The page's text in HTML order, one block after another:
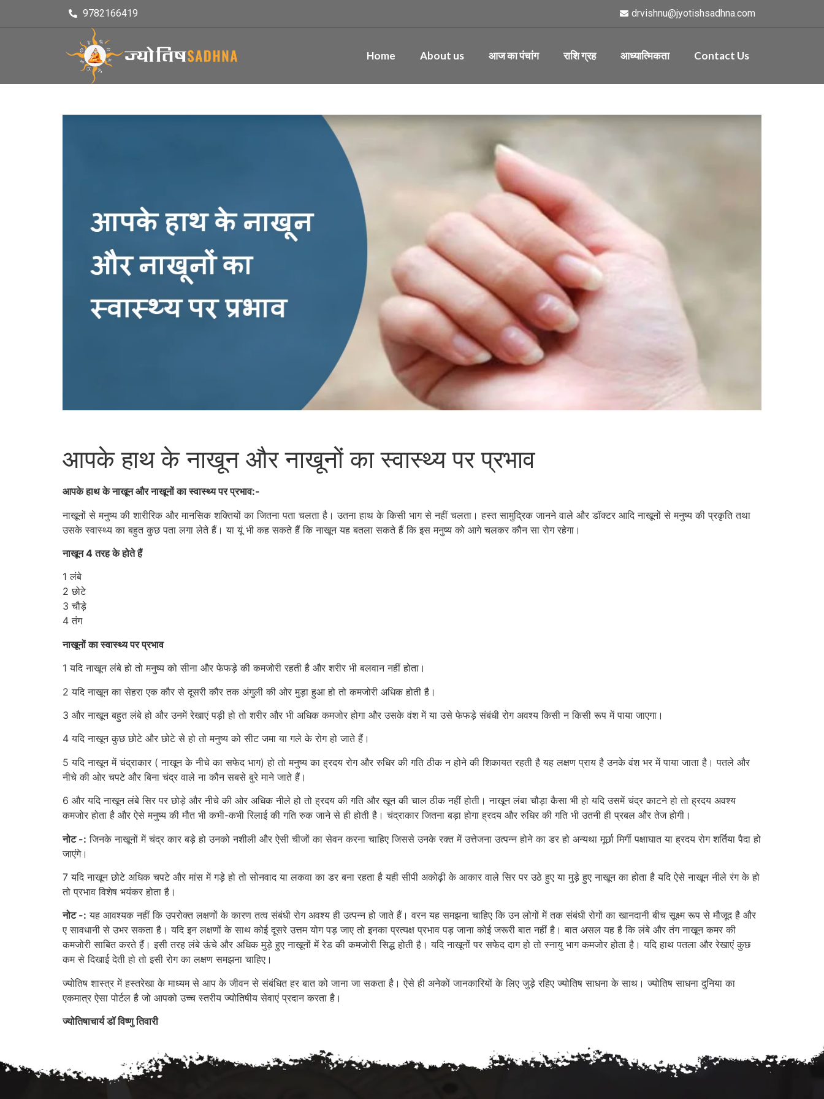
9782166419 drvishnu@jyotishsadhna.com
Home About us आज का पंचांग राशि ग्रह आध्यात्मिकता Contact Us
आपके हाथ के नाखून और नाखूनों का स्वास्थ्य पर प्रभाव
आपके हाथ के नाखून और नाखूनों का स्वास्थ्य पर प्रभाव:-
नाखूनों से मनुष्य की शारीरिक और मानसिक शक्तियों का जितना पता चलता है। उतना हाथ के किसी भाग से नहीं चलता। हस्त सामुद्रिक जानने वाले और डॉक्टर आदि नाखूनों से मनुष्य की प्रकृति तथा
उसके स्वास्थ्य का बहुत कुछ पता लगा लेते हैं। या यूं भी कह सकते हैं कि नाखून यह बतला सकते हैं कि इस मनुष्य को आगे चलकर कौन सा रोग रहेगा।
नाखून 4 तरह के होते हैं
1 लंबे
2 छोटे
3 चौड़े
4 तंग
नाखूनों का स्वास्थ्य पर प्रभाव
1 यदि नाखून लंबे हो तो मनुष्य को सीना और फेफड़े की कमजोरी रहती है और शरीर भी बलवान नहीं होता।
2 यदि नाखून का सेहरा एक कौर से दूसरी कौर तक अंगुली की ओर मुड़ा हुआ हो तो कमजोरी अधिक होती है।
3 और नाखून बहुत लंबे हो और उनमें रेखाएं पड़ी हो तो शरीर और भी अधिक कमजोर होगा और उसके वंश में या उसे फेफड़े संबंधी रोग अवश्य किसी न किसी रूप में पाया जाएगा।
4 यदि नाखून कुछ छोटे और छोटे से हो तो मनुष्य को सीट जमा या गले के रोग हो जाते हैं।
5 यदि नाखून में चंद्राकार ( नाखून के नीचे का सफेद भाग) हो तो मनुष्य का ह्रदय रोग और रुधिर की गति ठीक न होने की शिकायत रहती है यह लक्षण प्राय है उनके वंश भर में पाया जाता है। पतले और
नीचे की ओर चपटे और बिना चंद्र वाले ना कौन सबसे बुरे माने जाते हैं।
6 और यदि नाखून लंबे सिर पर छोड़े और नीचे की ओर अधिक नीले हो तो ह्रदय की गति और खून की चाल ठीक नहीं होती। नाखून लंबा चौड़ा कैसा भी हो यदि उसमें चंद्र काटने हो तो ह्रदय अवश्य
कमजोर होता है और ऐसे मनुष्य की मौत भी कभी-कभी रिलाई की गति रुक जाने से ही होती है। चंद्राकार जितना बड़ा होगा ह्रदय और रुधिर की गति भी उतनी ही प्रबल और तेज होगी।
नोट -: जिनके नाखूनों में चंद्र कार बड़े हो उनको नशीली और ऐसी चीजों का सेवन करना चाहिए जिससे उनके रक्त में उत्तेजना उत्पन्न होने का डर हो अन्यथा मूर्छा मिर्गी पक्षाघात या ह्रदय रोग शर्तिया पैदा हो
जाएंगे।
7 यदि नाखून छोटे अधिक चपटे और मांस में गड़े हो तो सोनवाद या लकवा का डर बना रहता है यही सीपी अकोढ़ी के आकार वाले सिर पर उठे हुए या मुड़े हुए नाखून का होता है यदि ऐसे नाखून नीले रंग के हो
तो प्रभाव विशेष भयंकर होता है।
नोट -: यह आवश्यक नहीं कि उपरोक्त लक्षणों के कारण तत्व संबंधी रोग अवश्य ही उत्पन्न हो जाते हैं। वरन यह समझना चाहिए कि उन लोगों में तक संबंधी रोगों का खानदानी बीच सूक्ष्म रूप से मौजूद है और
ए सावधानी से उभर सकता है। यदि इन लक्षणों के साथ कोई दूसरे उत्तम योग पड़ जाए तो इनका प्रत्यक्ष प्रभाव पड़ जाना कोई जरूरी बात नहीं है। बात असल यह है कि लंबे और तंग नाखून कमर की
कमजोरी साबित करते हैं। इसी तरह लंबे ऊंचे और अधिक मुड़े हुए नाखूनों में रेड की कमजोरी सिद्ध होती है। यदि नाखूनों पर सफेद दाग हो तो स्नायु भाग कमजोर होता है। यदि हाथ पतला और रेखाएं कुछ
कम से दिखाई देती हो तो इसी रोग का लक्षण समझना चाहिए।
ज्योतिष शास्त्र में हस्तरेखा के माध्यम से आप के जीवन से संबंधित हर बात को जाना जा सकता है। ऐसे ही अनेकों जानकारियों के लिए जुड़े रहिए ज्योतिष साधना के साथ। ज्योतिष साधना दुनिया का
एकमात्र ऐसा पोर्टल है जो आपको उच्च स्तरीय ज्योतिषीय सेवाएं प्रदान करता है।
ज्योतिषाचार्य डॉ विष्णु तिवारी